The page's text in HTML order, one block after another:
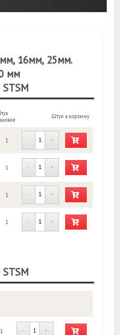
16мм, 25мм.
мм
Штук в корзину
1 - +
1 - +
1 - +
1 - +
1 - +